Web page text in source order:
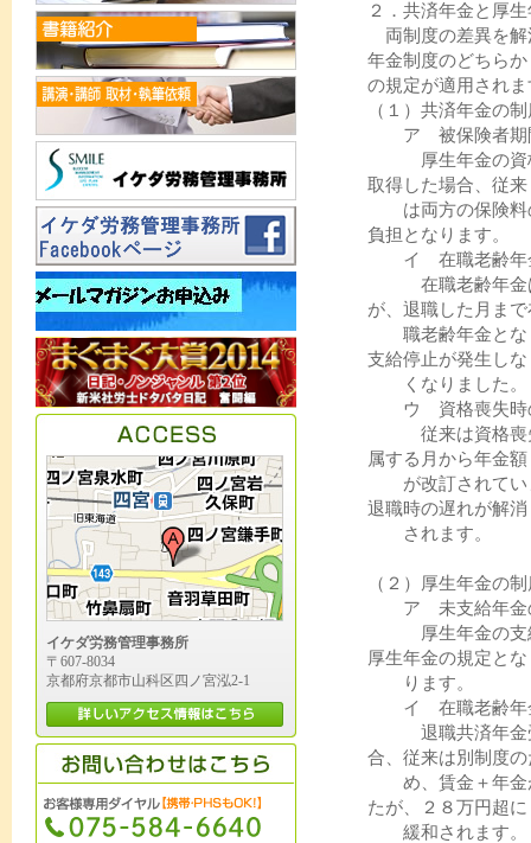
２．共済年金と厚
両制度の差異を解
年金制度のどちらか
の規定が適用され
（１）共済年金の
ア 被保険者期
厚生年金の資格
取得した場合、従来
は両方の保険料
負担となります。
イ 在職老齢年
在職老齢年金は
が、退職した月まで
職老齢年金とな
支給停止が発生しな
くなりました。
ウ 資格喪失時
従来は資格喪失
属する月から年金額
が改訂されてい
退職時の遅れが解消
されます。
（２）厚生年金の
ア 未支給年金
厚生年金の支給
厚生年金の規定とな
ります。
イ 在職老齢年金
退職共済年金受
合、従来は別制度の
め、賃金＋年金
たが、２８万円超に
緩和されます。
イケダ労務管理事務所
〒607-8034
京都府京都市山科区四ノ宮泓2-1